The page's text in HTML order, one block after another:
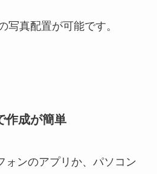
写真配置が可能です。
作成が簡単
ォンのアプリか、パソコン